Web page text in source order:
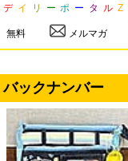
デ イ リ ー ポ ー タ ル Z
無料 メルマガ
バックナンバー